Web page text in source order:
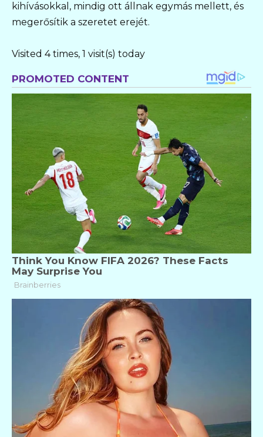
kihívásokkal, mindig ott állnak egymás mellett, és
megerősítik a szeretet erejét.
Visited 4 times, 1 visit(s) today